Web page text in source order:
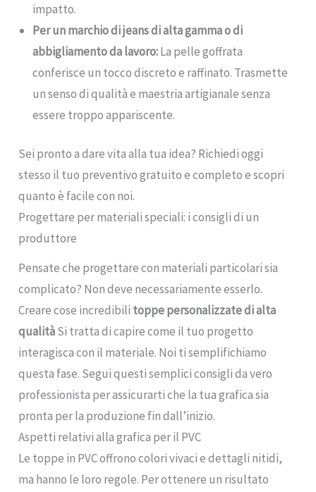
impatto.
Per un marchio di jeans di alta gamma o di
abbigliamento da lavoro:La pelle goffrata
conferisce un tocco discreto e raffinato. Trasmette
un senso di qualità e maestria artigianale senza
essere troppo appariscente.
Sei pronto a dare vita alla tua idea? Richiedi oggi
stesso il tuo preventivo gratuito e completo e scopri
quanto è facile con noi.
Progettare per materiali speciali: i consigli di un
produttore
Pensate che progettare con materiali particolari sia
complicato? Non deve necessariamente esserlo.
Creare cose incredibili toppe personalizzate di alta
qualitàSi tratta di capire come il tuo progetto
interagisca con il materiale. Noi ti semplifichiamo
questa fase. Segui questi semplici consigli da vero
professionista per assicurarti che la tua grafica sia
pronta per la produzione fin dall’inizio.
Aspetti relativi alla grafica per il PVC
Le toppe in PVC offrono colori vivaci e dettagli nitidi,
ma hanno le loro regole. Per ottenere un risultato